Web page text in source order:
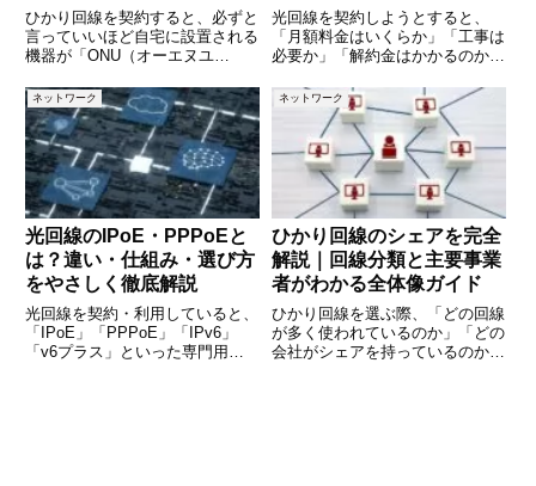
解説
ひかり回線を契約すると、必ずと
言っていいほど自宅に設置される
機器が「ONU（オーエヌユ
て何をする機械なの？」「モデム
やルーターとどう違うの？」「電
源を切っても大丈夫？」など、意
外と仕組みを知らないまま使って
いる
やすく解説
光回線を契約しようとすると、
「月額料金はいくらか」「工事は
必要か」「解約金はかかるのか」
てきます。一見するとどの回線も
似ているように見えますが、契約
条件をよく理解せずに申し込む
と、想定外の費用や不便さに悩ま
ネットワーク
光回線のIPoE・PPPoEと
は？違い・仕組み・選び方
をやさしく徹底解説
光回線を契約・利用していると、
「IPoE」「PPPoE」「IPv6」
「v6プラス」といった専門用語
ネットワーク
ひかり回線のシェアを完全
解説｜回線分類と主要事業
者がわかる全体像ガイド
ひかり回線を選ぶ際、「どの回線
が多く使われているのか」「どの
会社がシェアを持っているのか」